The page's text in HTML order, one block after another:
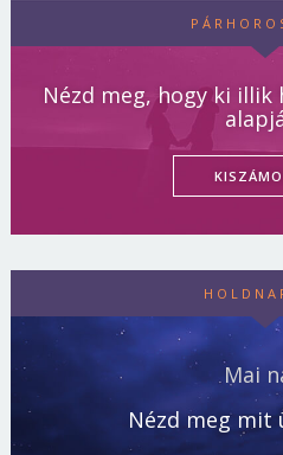
Nézd meg, hogy ki illik
Mai
Nézd meg mit